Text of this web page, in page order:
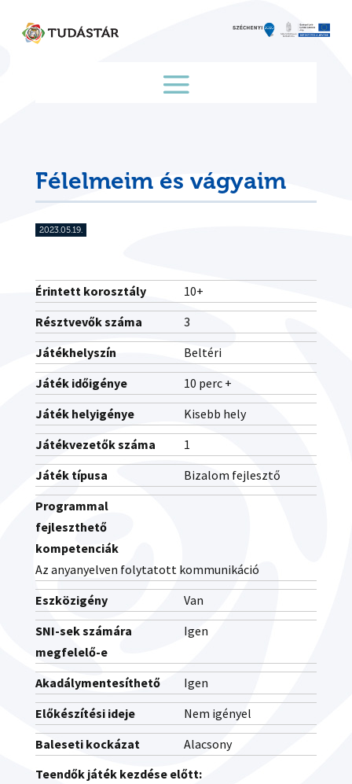
content
Félelmeim és vágyaim
2023.05.19.
Érintett korosztály
10+
Résztvevők száma
3
Játékhelyszín
Beltéri
Játék időigénye
10 perc +
Játék helyigénye
Kisebb hely
Játékvezetők száma
1
Játék típusa
Bizalom fejlesztő
Programmal
fejleszthető
kompetenciák
Az anyanyelven folytatott kommunikáció
Eszközigény
Van
SNI-sek számára
megfelelő-e
Igen
Akadálymentesíthető
Igen
Előkészítési ideje
Nem igényel
Baleseti kockázat
Alacsony
Teendők játék kezdése előtt: